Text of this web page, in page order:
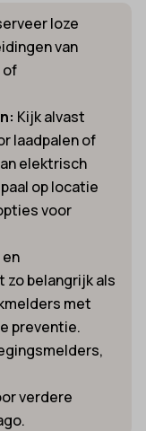
loze
van
of
Kijk alvast
laadpalen of
elektrisch
op locatie
voor
belangrijk als
met
preventie.
verdere